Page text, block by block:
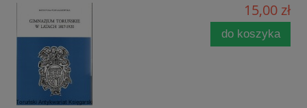
15,00 zł
do koszyka